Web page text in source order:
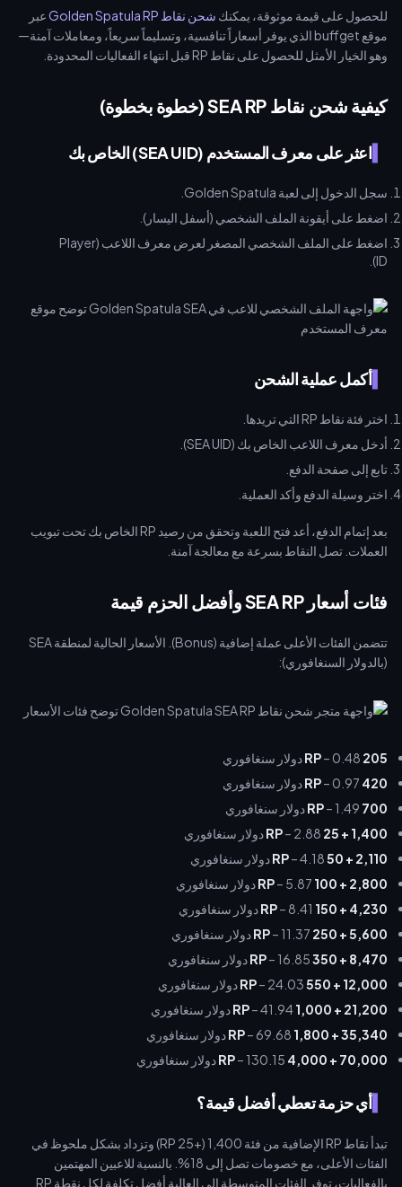
للحصول على قيمة موثوقة، يمكنك شحن نقاط Golden Spatula RP
عبر
موقع buffget الذي يوفر أسعاراً تنافسية، وتسليماً سريعاً، ومعاملات آمنة—
وهو الخيار الأمثل للحصول على نقاط RP قبل انتهاء الفعاليات المحدودة.
كيفية شحن نقاط SEA RP (خطوة بخطوة)
اعثر على معرف المستخدم (SEA UID) الخاص بك
سجل الدخول إلى لعبة Golden Spatula.
اضغط على أيقونة الملف الشخصي (أسفل اليسار).
اضغط على الملف الشخصي المصغر لعرض معرف اللاعب (Player
ID).
أكمل عملية الشحن
اختر فئة نقاط RP التي تريدها.
أدخل معرف اللاعب الخاص بك (SEA UID).
تابع إلى صفحة الدفع.
اختر وسيلة الدفع وأكد العملية.
بعد إتمام الدفع، أعد فتح اللعبة وتحقق من رصيد RP الخاص بك تحت تبويب
العملات. تصل النقاط بسرعة مع معالجة آمنة.
فئات أسعار SEA RP وأفضل الحزم قيمة
تتضمن الفئات الأعلى عملة إضافية (Bonus). الأسعار الحالية لمنطقة SEA
(بالدولار السنغافوري):
205 RP – 0.48 دولار سنغافوري
420 RP – 0.97 دولار سنغافوري
700 RP – 1.49 دولار سنغافوري
1,400 + 25 RP
– 2.88 دولار سنغافوري
2,110 + 50 RP
– 4.18 دولار سنغافوري
2,800 + 100 RP
– 5.87 دولار سنغافوري
4,230 + 150 RP
– 8.41 دولار سنغافوري
5,600 + 250 RP
– 11.37 دولار سنغافوري
8,470 + 350 RP
– 16.85 دولار سنغافوري
12,000 + 550 RP
– 24.03 دولار سنغافوري
21,200 + 1,000 RP
– 41.94 دولار سنغافوري
35,340 + 1,800 RP
– 69.68 دولار سنغافوري
70,000 + 4,000 RP
– 130.15 دولار سنغافوري
أي حزمة تعطي أفضل قيمة؟
تبدأ نقاط RP الإضافية من فئة 1,400 (+25 RP) وتزداد بشكل ملحوظ في
الفئات الأعلى، مع خصومات تصل إلى 18%. بالنسبة للاعبين المهتمين
بالفعاليات، توفر الفئات المتوسطة إلى العالية أفضل تكلفة لكل نقطة RP.